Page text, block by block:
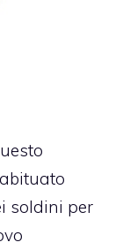
soldini per